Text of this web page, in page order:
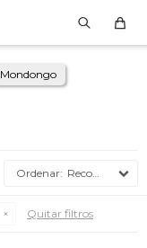
Mondongo
Recomendados
Quitar filtros